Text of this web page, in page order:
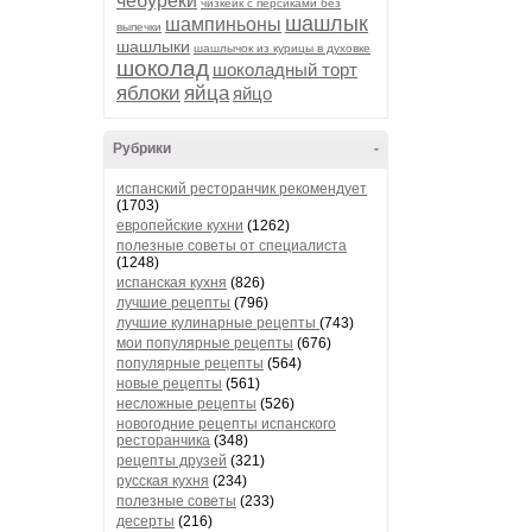
чизкейк с персиками без
выпечки шампиньоны шашлык
шашлыки шашлычок из курицы в духовке
шоколад шоколадный торт
яблоки яйца яйцо
-
Рубрики
испанский ресторанчик рекомендует
(1703)
европейские кухни (1262)
полезные советы от специалиста
(1248)
испанская кухня (826)
лучшие рецепты (796)
лучшие кулинарные рецепты (743)
мои популярные рецепты (676)
популярные рецепты (564)
новые рецепты (561)
несложные рецепты (526)
новогодние рецепты испанского
ресторанчика (348)
рецепты друзей (321)
русская кухня (234)
полезные советы (233)
десерты (216)